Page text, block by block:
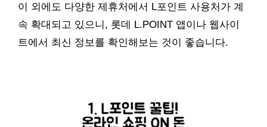
이 외에도 다양한 제휴처에서 L포인트 사용처가 계
속 확대되고 있으니, 롯데 L.POINT 앱이나 웹사이
트에서 최신 정보를 확인해보는 것이 좋습니다.